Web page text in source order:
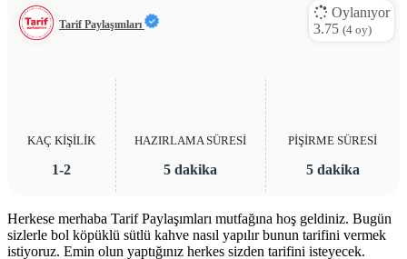
Tarif Paylaşımları
Oylanıyor
3.75 (4 oy)
KAÇ KİŞİLİK
1-2
HAZIRLAMA SÜRESİ
5 dakika
PİŞİRME SÜRESİ
5 dakika
Herkese merhaba Tarif Paylaşımları mutfağına hoş geldiniz. Bugün
sizlerle bol köpüklü sütlü kahve nasıl yapılır bunun tarifini vermek
istiyoruz. Emin olun yaptığınız herkes sizden tarifini isteyecek.